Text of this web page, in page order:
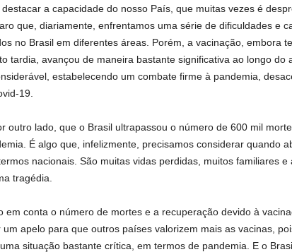
a capacidade do nosso País, que muitas vezes é
que, diariamente, enfrentamos uma série de dificuldades e
no Brasil em diferentes áreas. Porém, a vacinação, embora
tardia, avançou de maneira bastante significativa ao longo do
estabelecendo um combate firme à pandemia,
19.
outro lado, que o Brasil ultrapassou o número de 600 mil
É algo que, infelizmente, precisamos considerar quando
nacionais. São muitas vidas perdidas, muitos familiares e
tragédia.
em conta o número de mortes e a recuperação devido à
apelo para que outros países valorizem mais as vacinas,
situação bastante crítica, em termos de pandemia. E o